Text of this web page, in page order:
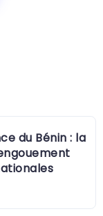
du Bénin : la